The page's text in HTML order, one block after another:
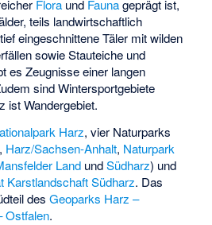
Flora und Faunageprägt ist,
teils landwirtschaftlich
eingeschnittene Täler mit wilden
sowie Stauteiche und
es Zeugnisse einer langen
sind Wintersportgebiete
ist Wandergebiet.
Harz, vier Naturparks
, Harz/Sachsen-Anhalt, Naturpark
Land undSüdharz) und
Karstlandschaft Südharz. Das
desGeoparks Harz –
Ostfalen.